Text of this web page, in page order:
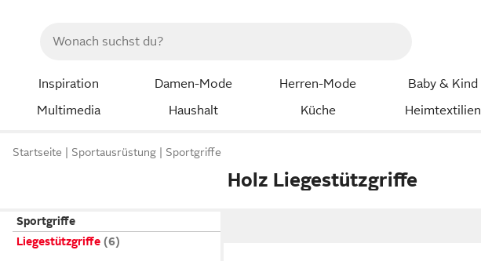
Inspiration Damen-Mode Herren-Mode Baby & Kind
Multimedia
Haushalt Küche Heimtextilien
Startseite Sportausrüstung Sportgriffe
Holz Liegestützgriffe
Sportgriffe
Liegestützgriffe